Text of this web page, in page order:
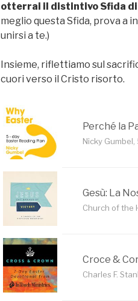
otterrai il distintivo Sfida di
meglio questa Sfida, prova a
unirsi a te.)
Insieme, riflettiamo sul
cuori verso il Cristo risorto.
Perché la
Nicky Gumbel,
Gesù: La
Church of the
Croce &
Charles F.